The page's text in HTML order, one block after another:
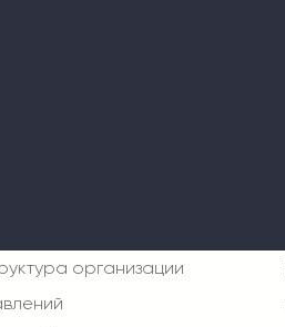
организации